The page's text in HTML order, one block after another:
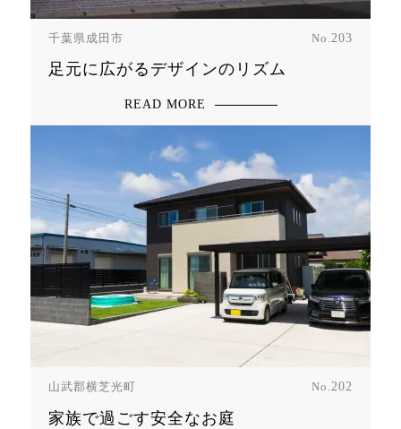
千葉県成田市 No. 203
足元に広がるデザインのリズム
READ MORE
山武郡横芝光町 No.202
家族で過ごす安全なお庭